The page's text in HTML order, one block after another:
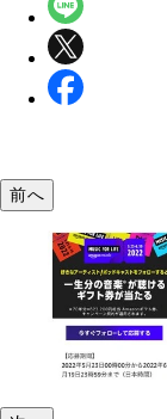
前へ